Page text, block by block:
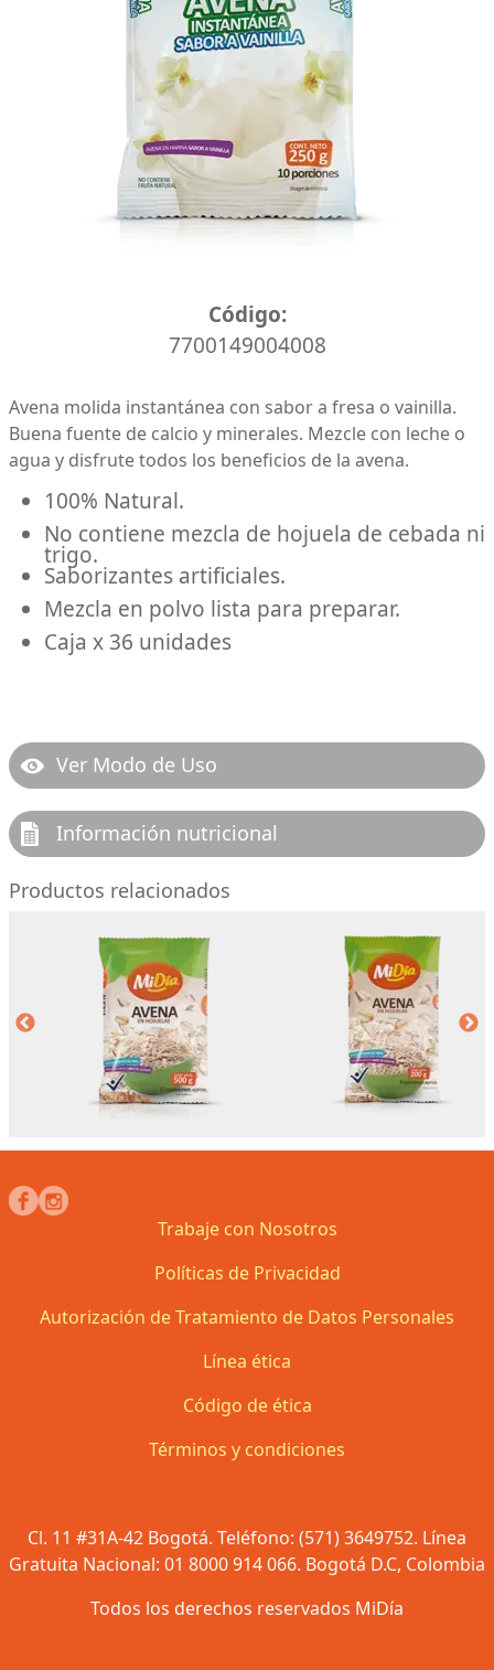
Código:
7700149004008
Avena molida instantánea con sabor a fresa o vainilla.
Buena fuente de calcio y minerales. Mezcle con leche o
agua y disfrute todos los beneficios de la avena.
100% Natural.
No contiene mezcla de hojuela de cebada ni
trigo.
Saborizantes artificiales.
Mezcla en polvo lista para preparar.
Caja x 36 unidades
Ver Modo de Uso
Información nutricional
Productos relacionados
Trabaje con Nosotros
Políticas de Privacidad
Autorización de Tratamiento de Datos Personales
Línea ética
Código de ética
Términos y condiciones
Cl. 11 #31A-42 Bogotá. Teléfono: (571) 3649752. Línea
Gratuita Nacional: 01 8000 914 066. Bogotá D.C, Colombia
Todos los derechos reservados MiDía